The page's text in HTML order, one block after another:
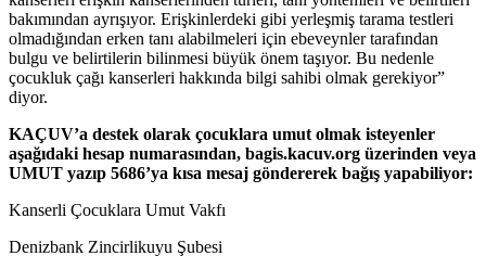
bakımından ayrışıyor. Erişkinlerdeki gibi yerleşmiş tarama testleri
olmadığından erken tanı alabilmeleri için ebeveynler tarafından
bulgu ve belirtilerin bilinmesi büyük önem taşıyor. Bu nedenle
çocukluk çağı kanserleri hakkında bilgi sahibi olmak gerekiyor”
diyor.
KAÇUV’a destek olarak çocuklara umut olmak isteyenler
aşağıdaki hesap numarasından, bagis.kacuv.org üzerinden veya
UMUT yazıp 5686’ya kısa mesaj göndererek bağış yapabiliyor:
Kanserli Çocuklara Umut Vakfı
Denizbank Zincirlikuyu Şubesi